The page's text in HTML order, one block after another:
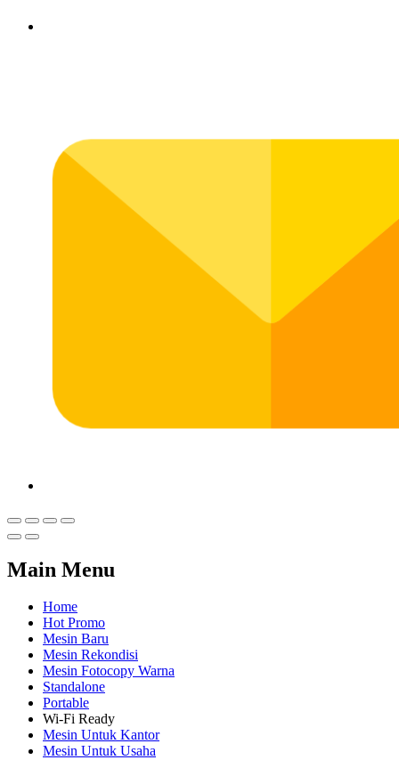
Main Menu
Home
Hot Promo
Mesin Baru
Mesin Rekondisi
Mesin Fotocopy Warna
Standalone
Portable
Wi-Fi Ready
Mesin Untuk Kantor
Mesin Untuk Usaha